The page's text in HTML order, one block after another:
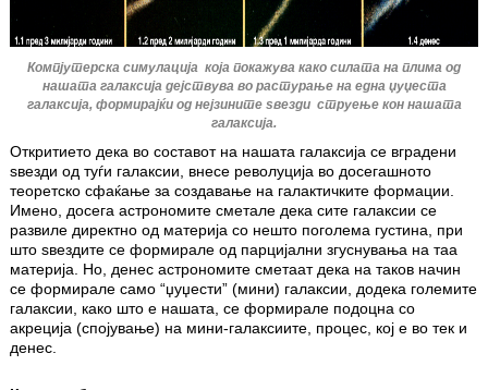
Компјутерска симулација која покажува како силата на плима од
нашата галаксија дејствува во растурање на една џуџеста
галаксија, формирајќи од нејзините ѕвезди струење кон нашата
галаксија.
Откритието дека во составот на нашата галаксија се вградени
ѕвезди од туѓи галаксии, внесе револуција во досегашното
теоретско сфаќање за создавање на галактичките формации.
Имено, досега астрономите сметале дека сите галаксии се
развиле директно од материја со нешто поголема густина, при
што ѕвездите се формирале од парцијални згуснувања на таа
материја. Но, денес астрономите сметаат дека на таков начин
се формирале само “џуџести” (мини) галаксии, додека големите
галаксии, како што е нашата, се формирале подоцна со
акреција (спојување) на мини-галаксиите, процес, кој е во тек и
денес.